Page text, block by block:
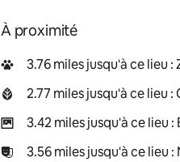
À proximité
3.76 miles jusqu'à ce lieu :
2.77 miles jusqu'à ce lieu :
3.42 miles jusqu'à ce lieu
3.56 miles jusqu'à ce lieu